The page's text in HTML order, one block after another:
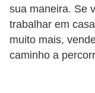
sua maneira. Se
trabalhar em
muito mais,
caminho a
t
a
e
M